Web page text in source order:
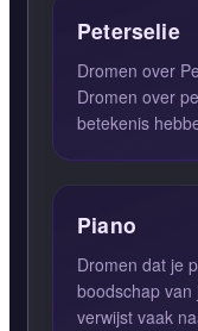
Peterselie
Dromen over
Dromen over
betekenis
Piano
Dromen dat je
boodschap
verwijst vaak